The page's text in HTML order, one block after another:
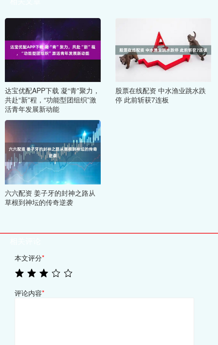
达宝优配APP下载 凝“青”聚力，
共赴“新”程，“功能型团组织”激
活青年发展新动能
股票在线配资 中水渔业跳水跌
停 此前斩获7连板
六六配资 姜子牙的封神之路从
草根到神坛的传奇逆袭
本文评分*
评论内容*